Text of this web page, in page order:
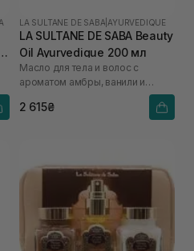
LA SULTANE DE SABA AYURVEDIQUE
LA SULTANE DE SABA Beauty
Oil Ayurvedique 200 мл
Масло для тела и волос с
ароматом амбры, ванили и
2 615₴